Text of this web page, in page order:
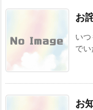
お
い
で
お